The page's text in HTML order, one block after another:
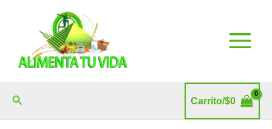
Buscar Carrito/$0